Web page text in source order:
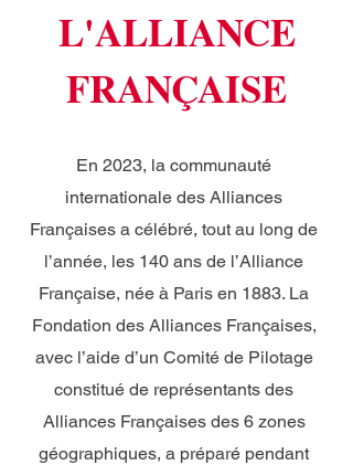
L'ALLIANCE
FRANÇAISE
En 2023, la communauté
internationale des Alliances
Françaises a célébré, tout au long de
l’année, les 140 ans de l’Alliance
Française, née à Paris en 1883. La
Fondation des Alliances Françaises,
avec l’aide d’un Comité de Pilotage
constitué de représentants des
Alliances Françaises des 6 zones
géographiques, a préparé pendant